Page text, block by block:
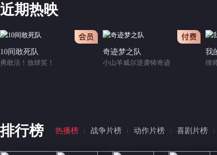
近期热映
10间敢死队
勇敢活！放肆笑！
奇迹梦之队
小山羊威尔逆袭铸奇迹
会员
我
律
排行榜 热播榜 战争片榜 动作片榜 喜剧片榜